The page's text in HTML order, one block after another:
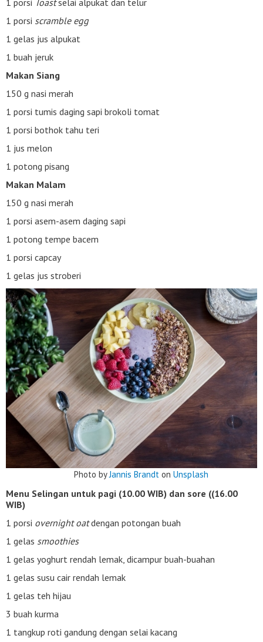
1 porsi Toastselai alpukat dan telur
1 porsi scramble egg
1 gelas jus alpukat
1 buah jeruk
Makan Siang
150 g nasi merah
1 porsi tumis daging sapi brokoli tomat
1 porsi bothok tahu teri
1 jus melon
1 potong pisang
Makan Malam
150 g nasi merah
1 porsi asem-asem daging sapi
1 potong tempe bacem
1 porsi capcay
1 gelas jus stroberi
Photo byJannis Brandt on Unsplash
Menu Selingan untuk pagi (10.00 WIB) dan sore ((16.00
WIB)
1 porsi overnight oatdengan potongan buah
1 gelas smoothies
1 gelas yoghurt rendah lemak, dicampur buah-buahan
1 gelas susu cair rendah lemak
1 gelas teh hijau
3 buah kurma
1 tangkup roti gandung dengan selai kacang